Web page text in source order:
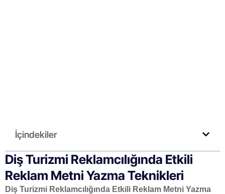
İçindekiler
Diş Turizmi Reklamcılığında Etkili
Reklam Metni Yazma Teknikleri
Diş Turizmi Reklamcılığında Etkili Reklam Metni Yazma